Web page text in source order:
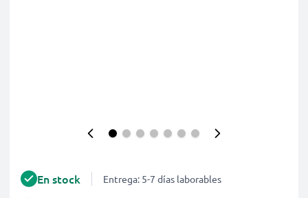
En stock Entrega: 5-7 días laborables